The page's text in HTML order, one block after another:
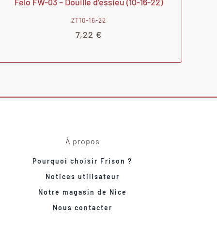
ZT10-16-22
7,22 €
À propos
Pourquoi choisir Frison ?
Notices utilisateur
Notre magasin de Nice
Nous contacter